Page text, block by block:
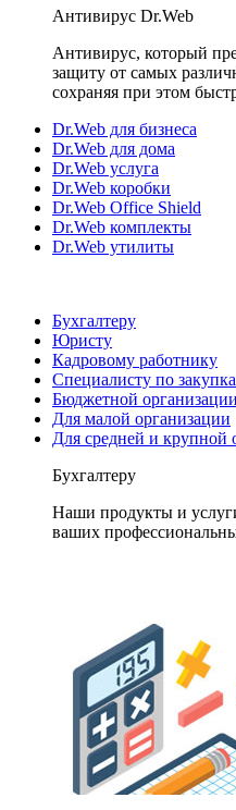
Антивирус Dr.Web
Антивирус, который
защиту от самых
сохраняя при этом
Dr.Web для бизнеса
Dr.Web для дома
Dr.Web услуга
Dr.Web коробки
Dr.Web Office Shield
Dr.Web комплекты
Dr.Web утилиты
Бухгалтеру
Юристу
Кадровому работнику
Специалисту по
Бюджетной организации
Для малой организации
Для средней и крупной
Бухгалтеру
Наши продукты и
ваших